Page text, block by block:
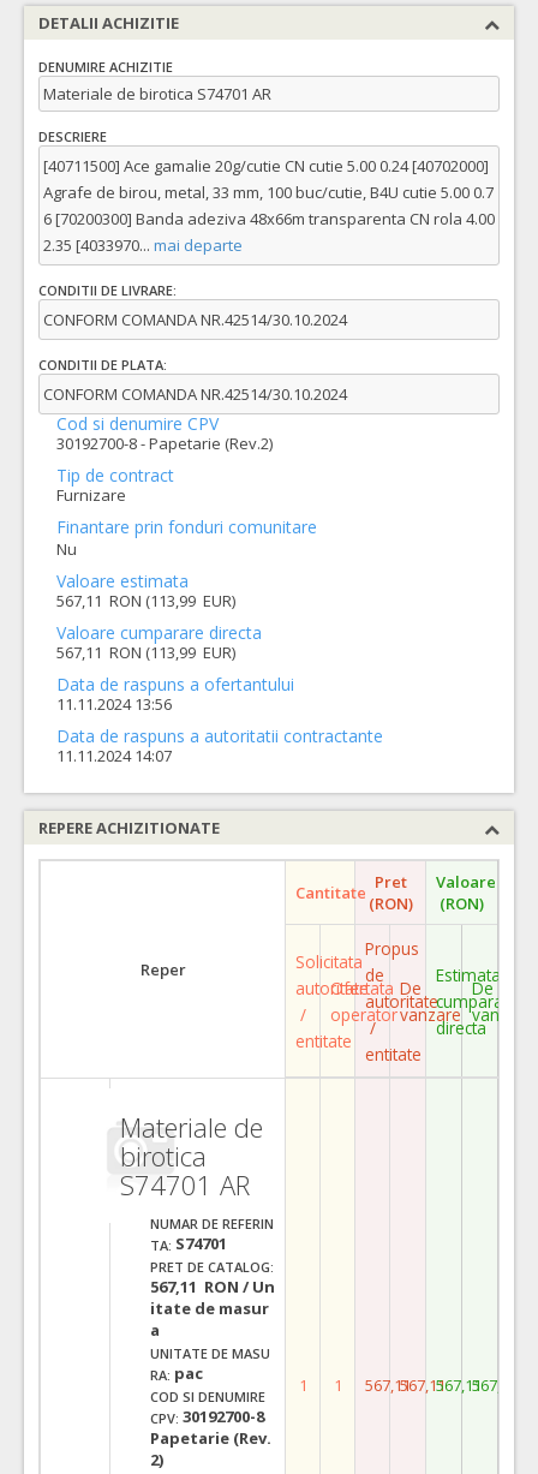
DETALII ACHIZITIE
DENUMIRE ACHIZITIE
Materiale de birotica S74701 AR
DESCRIERE
[40711500] Ace gamalie 20g/cutie CN cutie 5.00 0.24 [40702000]
Agrafe de birou, metal, 33 mm, 100 buc/cutie, B4U cutie 5.00 0.7
6 [70200300] Banda adeziva 48x66m transparenta CN rola 4.00
2.35 [4033970... mai departe
CONDITII DE LIVRARE:
CONFORM COMANDA NR.42514/30.10.2024
CONDITII DE PLATA:
CONFORM COMANDA NR.42514/30.10.2024
Cod si denumire CPV
30192700-8 - Papetarie (Rev.2)
Tip de contract
Furnizare
Finantare prin fonduri comunitare
Nu
Valoare estimata
567,11 RON (113,99 EUR)
Valoare cumparare directa
567,11 RON (113,99 EUR)
Data de raspuns a ofertantului
11.11.2024 13:56
Data de raspuns a autoritatii contractante
11.11.2024 14:07
REPERE ACHIZITIONATE
Reper
Cantitate Pret
(RON)
Valoare
(RON)
Solicitata
autoritate
/
entitate
Ofertata
operator
Propus
de
autoritate
/
entitate
De
vanzare
Estimata
cumparare
directa
De
vanzare
Materiale de
birotica
S74701 AR
NUMAR DE REFERIN
TA: S74701
PRET DE CATALOG:
567,11 RON / Un
itate de masur
a
UNITATE DE MASU
RA: pac
COD SI DENUMIRE
CPV: 30192700-8
Papetarie (Rev.
2)
1 1 567,11567,11567,11567,11